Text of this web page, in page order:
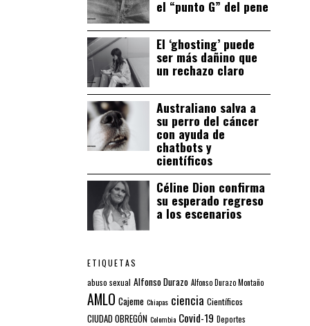
el “punto G” del pene
El ‘ghosting’ puede
ser más dañino que
un rechazo claro
Australiano salva a
su perro del cáncer
con ayuda de
chatbots y
científicos
Céline Dion confirma
su esperado regreso
a los escenarios
ETIQUETAS
abuso sexual Alfonso Durazo Alfonso Durazo Montaño
AMLO Cajeme Chiapas ciencia Científicos
CIUDAD OBREGÓN Colombia Covid-19 Deportes